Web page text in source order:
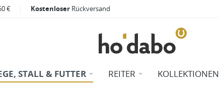
€ Kostenloser Rückversand
STALL & FUTTER REITER KOLLEKTIONEN